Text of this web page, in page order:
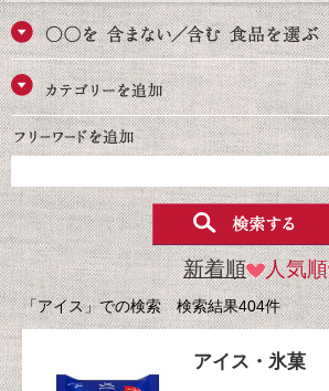
新着順 人気順
「アイス」での検索 検索結果404件
アイス・氷菓